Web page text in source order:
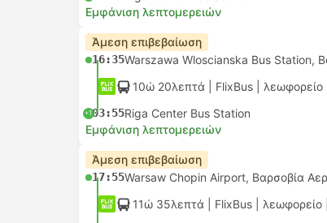
Εμφάνιση λεπτομερειών
Άμεση επιβεβαίωση
16:35
10ώ 20λεπτά | FlixBus λεωφορείο
+103:55Riga Center Bus Station
Εμφάνιση λεπτομερειών
Άμεση επιβεβαίωση
17:55
11ώ 35λεπτά | FlixBus λεωφορείο